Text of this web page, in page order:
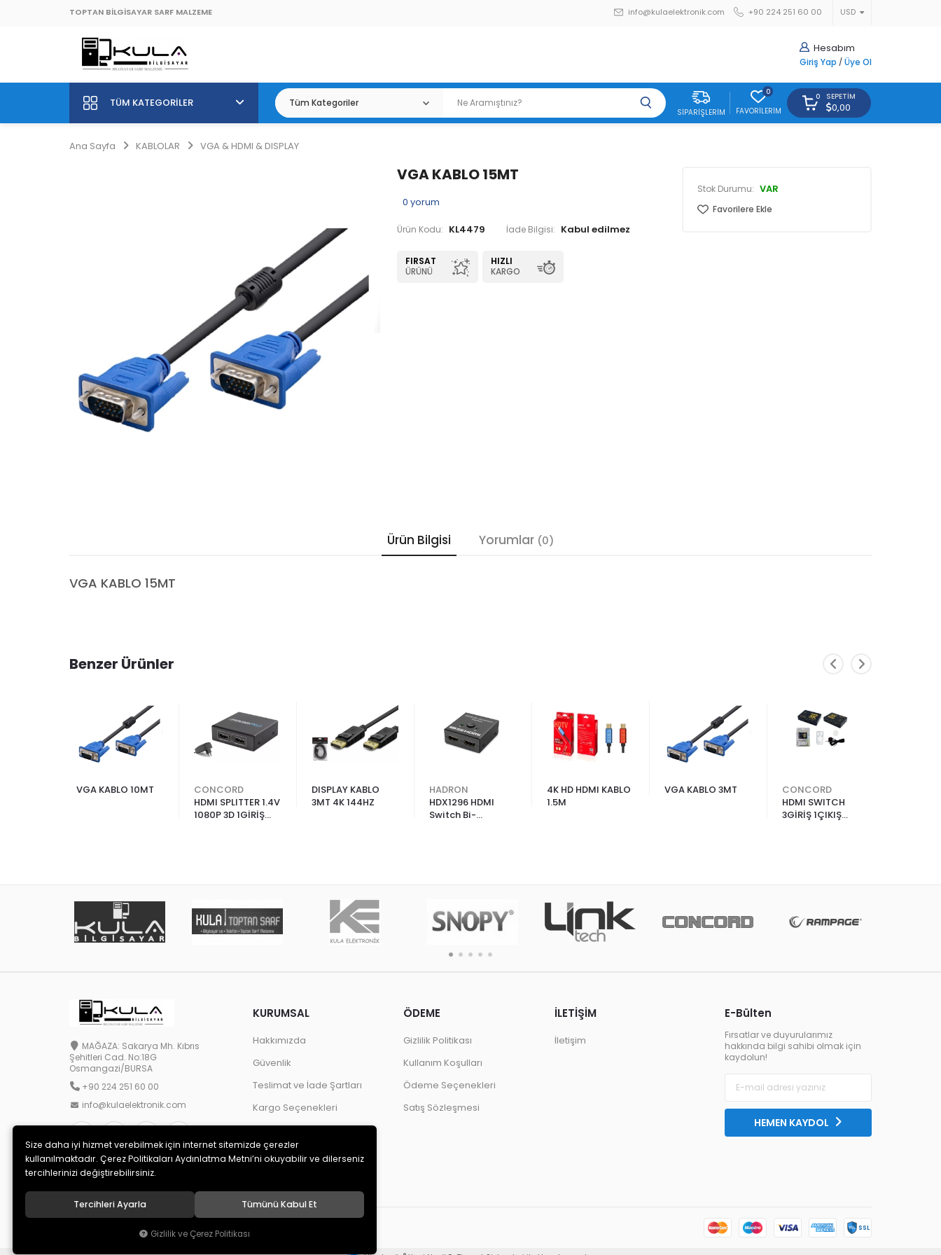
TOPTAN BİLGİSAYAR SARF MALZEME USD
info@kulaelektronik.com +90 224 251 60 00
Hesabım
Giriş Yap / Üye Ol
TÜM KATEGORILER
SIPARIŞLERIM
0
FAVORILERIM
0 SEPETIM
0,00
Ana Sayfa KABLOLAR VGA & HDMI & DISPLAY
VGA KABLO 15MT
0 yorum
Ürün Kodu: KL4479 İade Bilgisi:
FIRSAT
ÜRÜNÜ
HIZLI
KARGO
Stok Durumu: VAR
Favorilere Ekle
Ürün Bilgisi Yorumlar (0)
VGA KABLO 15MT
Benzer Ürünler
VGA KABLO 10MT
CONCORD
HDMI SPLITTER 1.4V
1080P 3D 1GİRİŞ
DISPLAY KABLO
3MT 4K 144HZ
HADRON
HDX1296 HDMI
Switch Bi-
4K HD HDMI KABLO
1.5M
VGA KABLO 3MT
CONCORD
HDMI SWITCH
3GİRİŞ 1ÇIKIŞ
MAĞAZA: Sakarya Mh. Kıbrıs
Şehitleri Cad. No:18G
Osmangazi/BURSA
+90 224 251 60 00
info@kulaelektronik.com
E-Bülten
Fırsatlar ve duyurularımız
hakkında bilgi sahibi olmak için
kaydolun!
HEMEN KAYDOL
KURUMSAL
Hakkımızda
Güvenlik
Teslimat ve İade Şartları
Kargo Seçenekleri
ÖDEME
Gizlilik Politikası
Kullanım Koşulları
Ödeme Seçenekleri
Satış Sözleşmesi
İLETİŞİM
İletişim
KULA BİLGİSAYAR TOPTAN SARF
Size daha iyi hizmet verebilmek için internet sitemizde çerezler
kullanılmaktadır. Çerez Politikaları Aydınlatma Metni’ni okuyabilir ve dilerseniz
tercihlerinizi değiştirebilirsiniz.
Tercihleri Ayarla Tümünü Kabul Et
Gizlilik ve Çerez Politikası